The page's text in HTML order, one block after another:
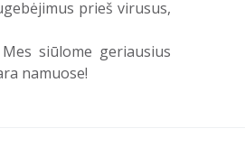
prieš virusus,
siūlome geriausius
namuose!